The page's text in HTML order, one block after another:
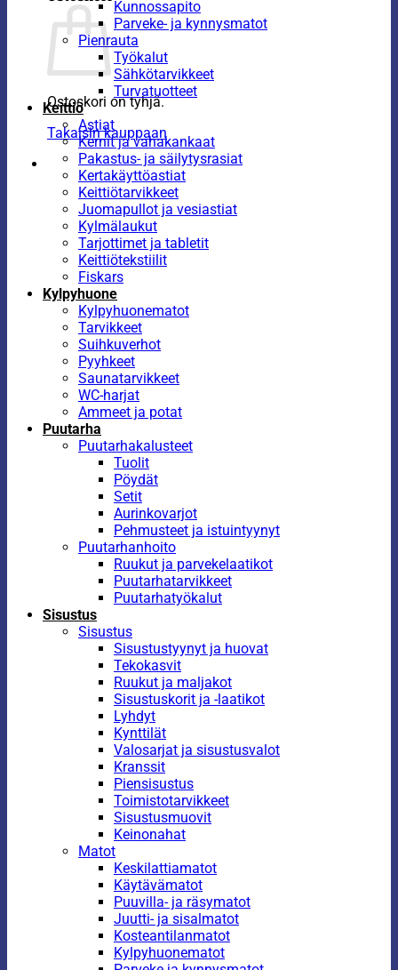
Ostoskori on tyhjä.
Takaisin kauppaan
Kunnossapito
Parveke- ja kynnysmatot
Pienrauta
Työkalut
Sähkötarvikkeet
Turvatuotteet
Keittiö
Astiat
Kernit ja vahakankaat
Pakastus- ja säilytysrasiat
Kertakäyttöastiat
Keittiötarvikkeet
Juomapullot ja vesiastiat
Kylmälaukut
Tarjottimet ja tabletit
Keittiötekstiilit
Fiskars
Kylpyhuone
Kylpyhuonematot
Tarvikkeet
Suihkuverhot
Pyyhkeet
Saunatarvikkeet
WC-harjat
Ammeet ja potat
Puutarha
Puutarhakalusteet
Tuolit
Pöydät
Setit
Aurinkovarjot
Pehmusteet ja istuintyynyt
Puutarhanhoito
Ruukut ja parvekelaatikot
Puutarhatarvikkeet
Puutarhatyökalut
Sisustus
Sisustus
Sisustustyynyt ja huovat
Tekokasvit
Ruukut ja maljakot
Sisustuskorit ja -laatikot
Lyhdyt
Kynttilät
Valosarjat ja sisustusvalot
Kranssit
Piensisustus
Toimistotarvikkeet
Sisustusmuovit
Keinonahat
Matot
Keskilattiamatot
Käytävämatot
Puuvilla- ja räsymatot
Juutti- ja sisalmatot
Kosteantilanmatot
Kylpyhuonematot